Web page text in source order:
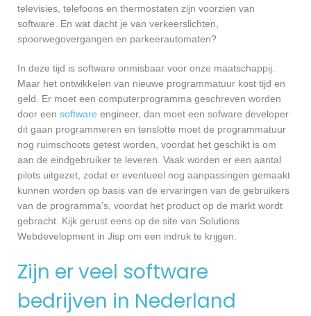
televisies, telefoons en thermostaten zijn voorzien van
software. En wat dacht je van verkeerslichten,
spoorwegovergangen en parkeerautomaten?
In deze tijd is software onmisbaar voor onze maatschappij.
Maar het ontwikkelen van nieuwe programmatuur kost tijd en
geld. Er moet een computerprogramma geschreven worden
door een software engineer, dan moet een sofware developer
dit gaan programmeren en tenslotte moet de programmatuur
nog ruimschoots getest worden, voordat het geschikt is om
aan de eindgebruiker te leveren. Vaak worden er een aantal
pilots uitgezet, zodat er eventueel nog aanpassingen gemaakt
kunnen worden op basis van de ervaringen van de gebruikers
van de programma’s, voordat het product op de markt wordt
gebracht. Kijk gerust eens op de site van Solutions
Webdevelopment in Jisp om een indruk te krijgen.
Zijn er veel software
bedrijven in Nederland